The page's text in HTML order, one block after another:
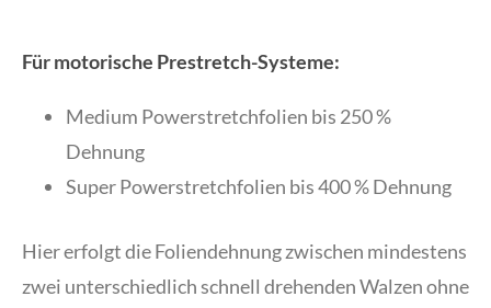
Für motorische Prestretch-Systeme:
Medium Powerstretchfolien bis 250 %
Dehnung
Super Powerstretchfolien bis 400 % Dehnung
Hier erfolgt die Foliendehnung zwischen mindestens
zwei unterschiedlich schnell drehenden Walzen ohne